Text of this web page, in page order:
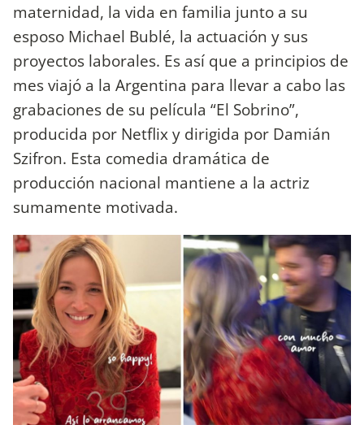
maternidad, la vida en familia junto a su
esposo Michael Bublé, la actuación y sus
proyectos laborales. Es así que a principios de
mes viajó a la Argentina para llevar a cabo las
grabaciones de su película “El Sobrino”,
producida por Netflix y dirigida por Damián
Szifron. Esta comedia dramática de
producción nacional mantiene a la actriz
sumamente motivada.